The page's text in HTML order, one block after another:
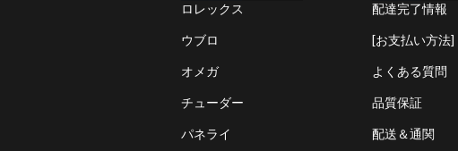
ロレックス
ウブロ
オメガ
チューダー
パネライ
配達完了情報
[お支払い方法]
よくある質問
品質保証
配送＆通関